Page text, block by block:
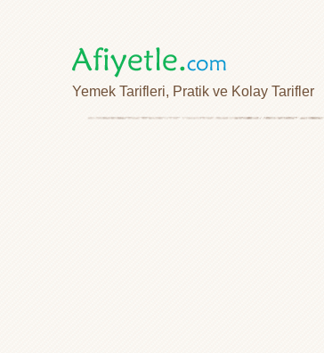
Yemek Tarifleri, Pratik ve Kolay Tarifler